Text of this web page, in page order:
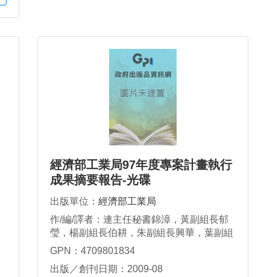
經濟部工業局97年度專案計畫執行
成果摘要報告-光碟
出版單位： 經濟部工業局
作/編/譯者：連主任秘書錦漳，黃副組長郁
瑩，楊副組長伯耕，朱副組長興華，葉副組
長至誠，邱副組長求慧，傅副組長偉祥，陸
GPN：4709801834
出版／創刊日期：2009-08